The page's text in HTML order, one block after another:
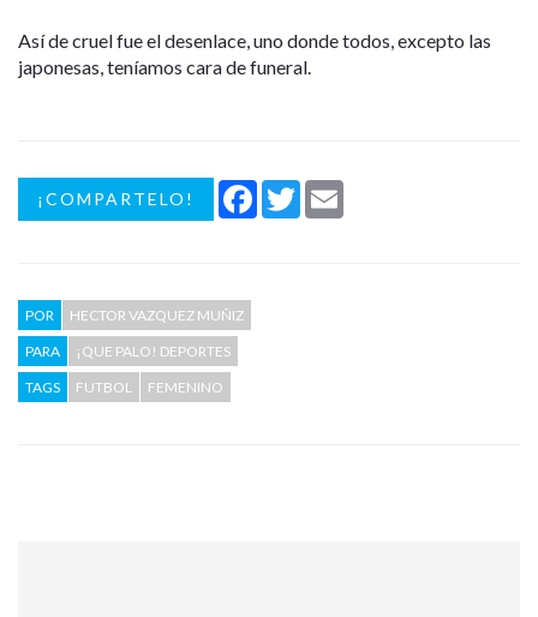
Así de cruel fue el desenlace, uno donde todos, excepto las
japonesas, teníamos cara de funeral.
¡COMPARTELO! Facebook
Twitter
POR
HECTOR VAZQUEZ MUÑIZ
PARA
¡QUE PALO! DEPORTES
TAGS
FUTBOL FEMENINO